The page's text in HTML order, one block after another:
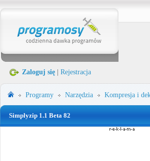
Zaloguj się Rejestracja
Programy Narzędzia Kompresja i
Simplyzip 1.1 Beta 82